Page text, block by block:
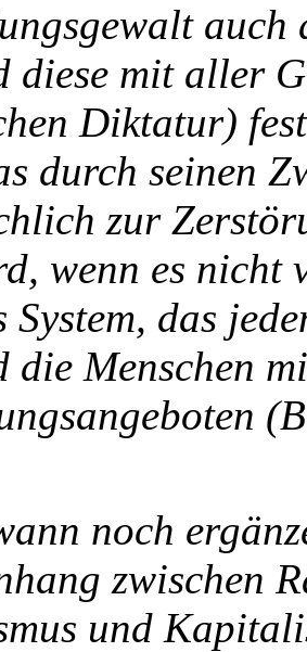
diese mit aller
Diktatur)
durch seinen
zur
wenn es nicht
das
die Menschen
noch
zwischen
und